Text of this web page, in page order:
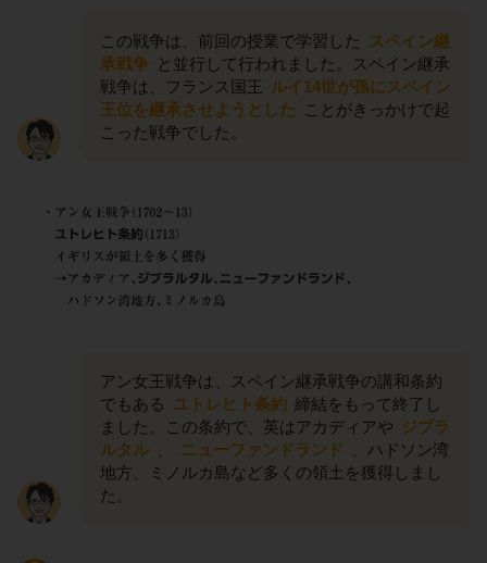
この戦争は、前回の授業で学習した
スペイン継
承戦争 と並行して行われました。スペイン継承
戦争は、フランス国王
ルイ14世が孫にスペイン
王位を継承させようとした
ことがきっかけで起
こった戦争でした。
アン女王戦争は、スペイン継承戦争の講和条約
でもある ユトレヒト条約 締結をもって終了し
ました。この条約で、英はアカディアや ジブラ
ルタル
ニューファンドランド
、ハドソン湾
地方、ミノルカ島など多くの領土を獲得しまし
た。